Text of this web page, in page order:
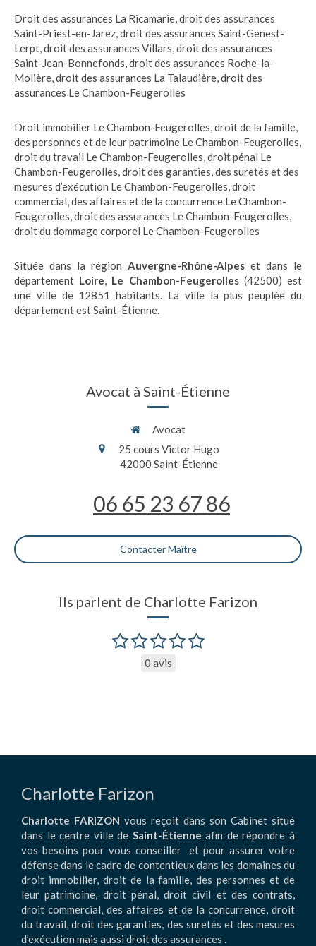
Droit des assurances La Ricamarie,droit des assurances
Saint-Priest-en-Jarez,droit des assurances Saint-Genest-
Lerpt,droit des assurances Villars,droit des assurances
Saint-Jean-Bonnefonds,droit des assurances Roche-la-
Molière,droit des assurances La Talaudière,droit des
assurances Le Chambon-Feugerolles
Droit immobilier Le Chambon-Feugerolles,droit de la famille,
des personnes et de leur patrimoine Le Chambon-Feugerolles,
droit du travail Le Chambon-Feugerolles,droit pénal Le
Chambon-Feugerolles,droit des garanties, des suretés et des
mesures d’exécution Le Chambon-Feugerolles,droit
commercial, des affaires et de la concurrence Le Chambon-
Feugerolles,droit des assurances Le Chambon-Feugerolles,
droit du dommage corporel Le Chambon-Feugerolles
Située dans la région Auvergne-Rhône-Alpes et dans le
département Loire, Le Chambon-Feugerolles(42500) est
une ville de 12851 habitants. La ville la plus peuplée du
département est Saint-Étienne.
Avocat à Saint-Étienne
Avocat
25 cours Victor Hugo
42000 Saint-Étienne
06 65 23 67 86
Contacter Maître
Ils parlent de Charlotte Farizon
0 avis
Charlotte Farizon
Charlotte FARIZON vous reçoit dans son Cabinet situé
dans le centre ville de Saint-Étienne afin de répondre à
vos besoins pour vous conseiller et pour assurer votre
défense dans le cadre de contentieux dans les domaines du
droit immobilier, droit de la famille, des personnes et de
leur patrimoine, droit pénal, droit civil et des contrats,
droit commercial, des affaires et de la concurrence, droit
du travail, droit des garanties, des suretés et des mesures
d’exécution mais aussi droit des assurances .